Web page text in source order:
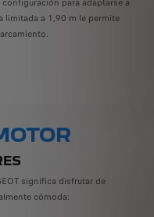
para adaptarse a
limitada a 1,90 m le permite
significa disfrutar de
cómoda: